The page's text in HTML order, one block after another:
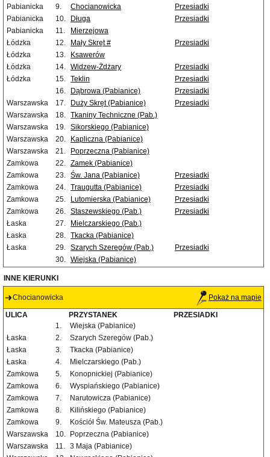
Pabianicka
9. Chocianowicka
Przesiadki
Pabianicka
10. Długa
Przesiadki
Pabianicka
11.
Mierzejowa
Łódzka
12. Mały Skręt #
Przesiadki
Łódzka
13.
Ksawerów
Łódzka
14. Widzew-Żdżary
Przesiadki
Łódzka
15. Teklin
Przesiadki
16.
Dąbrowa (Pabianice)
Przesiadki
Warszawska
17. Duży Skręt (Pabianice)
Przesiadki
Warszawska
18. Tkaniny Techniczne (Pab.)
Warszawska
19. Sikorskiego (Pabianice)
Warszawska
20.
Kapliczna (Pabianice)
Warszawska
21.
Poprzeczna (Pabianice)
Zamkowa
22. Zamek (Pabianice)
Zamkowa
23. Św. Jana (Pabianice)
Przesiadki
Zamkowa
24. Traugutta (Pabianice)
Przesiadki
Zamkowa
25. Lutomierska (Pabianice)
Przesiadki
Zamkowa
26. Staszewskiego (Pab.)
Przesiadki
Łaska
27.
Mielczarskiego (Pab.)
Łaska
28. Tkacka (Pabianice)
Łaska
29. Szarych Szeregów (Pab.)
Przesiadki
30. Wiejska (Pabianice)
INNE KIERUNKI
Chocianowicka Pokaż na mapie
ULICA PRZYSTANEK
PRZESIADKI
1.
Wiejska (Pabianice)
Łaska
2.
Szarych Szeregów (Pab.)
Łaska
3.
Tkacka (Pabianice)
Łaska
4.
Mielczarskiego (Pab.)
Zamkowa
5.
Konopnickiej (Pabianice)
Zamkowa
6.
Wyspiańskiego (Pabianice)
Zamkowa
7.
Narutowicza (Pabianice)
Zamkowa
8.
Kilińskiego (Pabianice)
Zamkowa
9.
Kościół Św. Mateusza (Pab.)
Warszawska
10.
Poprzeczna (Pabianice)
Warszawska
11. 3 Maja (Pabianice)